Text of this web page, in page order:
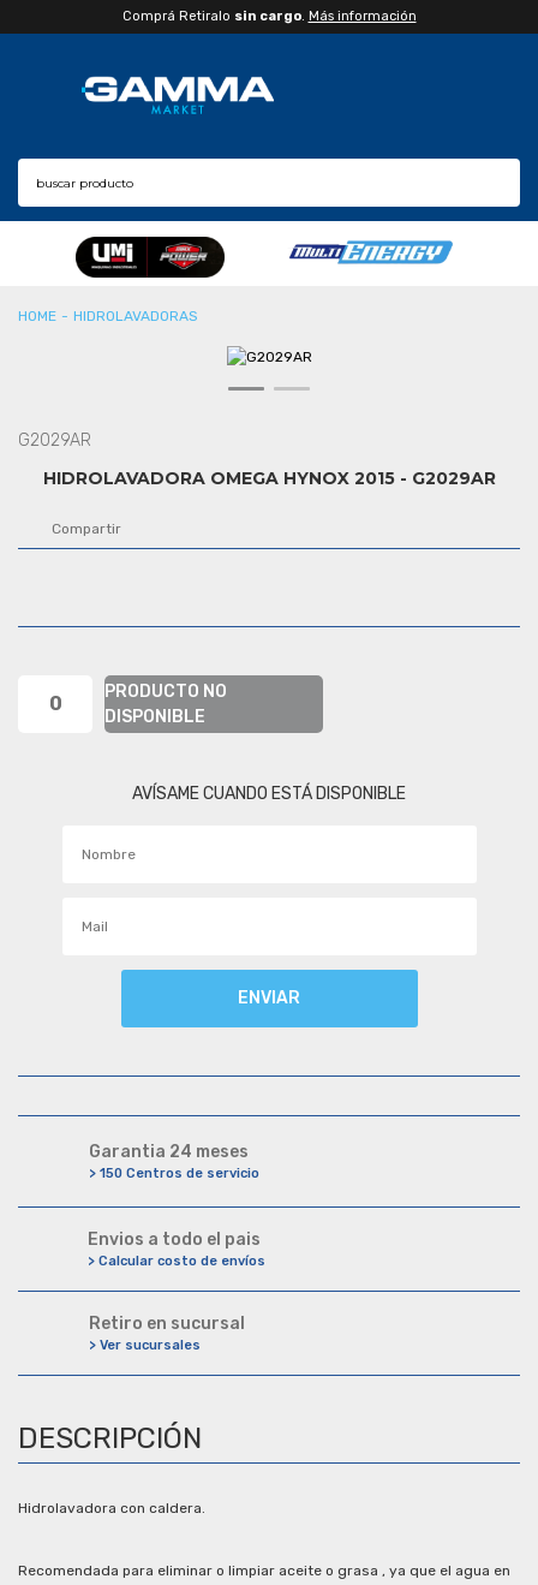
Comprá Retiralo sin cargo. Más información
HIDROLAVADORAS
G2029AR
HIDROLAVADORA OMEGA HYNOX 2015 - G2029AR
Compartir
0
PRODUCTO NO
DISPONIBLE
AVÍSAME CUANDO ESTÁ DISPONIBLE
Garantia 24 meses
> 150 Centros de servicio
Envios a todo el pais
> Calcular costo de envíos
Retiro en sucursal
> Ver sucursales
DESCRIPCIÓN
Hidrolavadora con caldera.
Recomendada para eliminar o limpiar aceite o grasa , ya que el agua en
CPA